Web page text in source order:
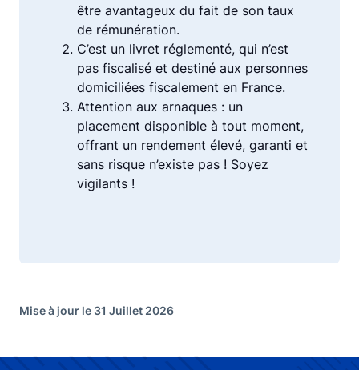
être avantageux du fait de son taux
de rémunération.
C’est un livret réglementé, qui n’est
pas fiscalisé et destiné aux personnes
domiciliées fiscalement en France.
Attention aux arnaques : un
placement disponible à tout moment,
offrant un rendement élevé, garanti et
sans risque n’existe pas ! Soyez
vigilants !
Mise à jour le 31 Juillet 2026